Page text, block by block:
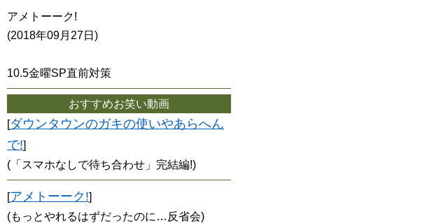
アメトーーク!
(2018年09月27日)
10.5金曜SP直前対策
おすすめお笑い動画
[ダウンタウンのガキの使いやあらへん
で!]
(「スマホなしで待ち合わせ」完結編!)
[アメトーーク!]
(もっとやれるはずだったのに…反省会)